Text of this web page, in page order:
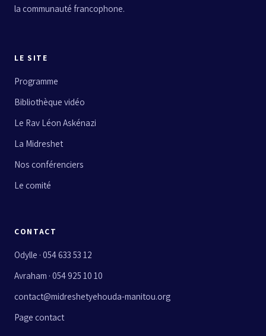
la communauté francophone.
LE SITE
Programme
Bibliothèque vidéo
Le Rav Léon Askénazi
La Midreshet
Nos conférenciers
Le comité
CONTACT
Odylle · 054 633 53 12
Avraham · 054 925 10 10
contact@midreshetyehouda-manitou.org
Page contact